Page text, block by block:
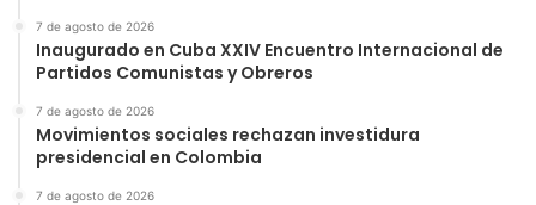
7 de agosto de 2026
Inaugurado en Cuba XXIV Encuentro Internacional de
Partidos Comunistas y Obreros
7 de agosto de 2026
Movimientos sociales rechazan investidura
presidencial en Colombia
7 de agosto de 2026